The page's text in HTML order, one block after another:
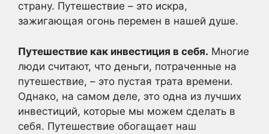
страну. Путешествие – это искра,
зажигающая огонь перемен в нашей душе.
Путешествие как инвестиция в себя. Многие
люди считают, что деньги, потраченные на
путешествие, – это пустая трата времени.
Однако, на самом деле, это одна из лучших
инвестиций, которые мы можем сделать в
себя. Путешествие обогащает наш